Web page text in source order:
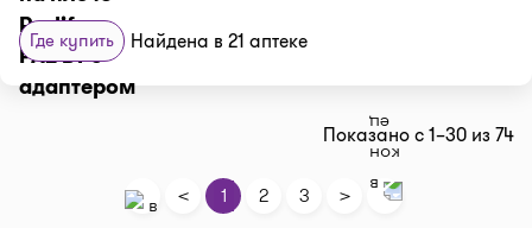
Где купить Найдена в 21 аптеке
Показано с 1–30 из 74
< 1 2 3 >